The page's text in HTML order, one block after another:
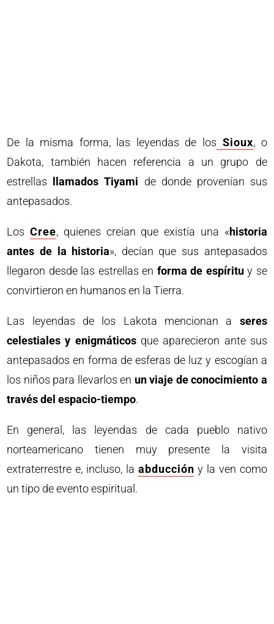
De la misma forma, las leyendas de los Sioux, o
Dakota, también hacen referencia a un grupo de
estrellas llamados Tiyami de donde provenían sus
antepasados.
LosCree, quienes creían que existía una «historia
antes de la historia», decían que sus antepasados
llegaron desde las estrellas en forma de espírituy se
convirtieron en humanos en la Tierra.
Las leyendas de los Lakota mencionan a seres
celestiales y enigmáticosque aparecieron ante sus
antepasados en forma de esferas de luz y escogían a
los niños para llevarlos en un viaje de conocimiento a
través del espacio-tiempo.
En general, las leyendas de cada pueblo nativo
norteamericano tienen muy presente la visita
extraterrestre e, incluso, la abducción y la ven como
un tipo de evento espiritual.